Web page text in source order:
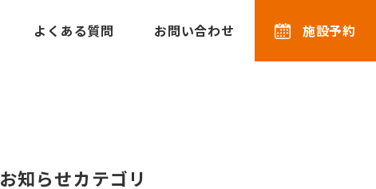
よくある質問 お問い合わせ 施設予約
お知らせカテゴリ